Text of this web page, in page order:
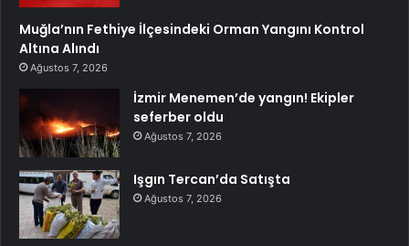
Muğla’nın Fethiye İlçesindeki Orman Yangını Kontrol
Altına Alındı
Ağustos 7, 2026
İzmir Menemen’de yangın! Ekipler
seferber oldu
Ağustos 7, 2026
Işgın Tercan’da Satışta
Ağustos 7, 2026